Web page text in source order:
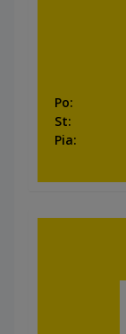
Po:
St:
Pia: